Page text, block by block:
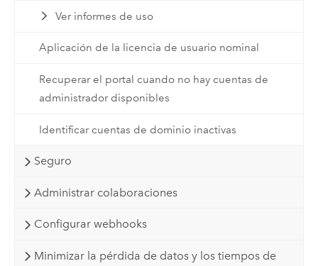
Ver informes de uso
Aplicación de la licencia de usuario nominal
Recuperar el portal cuando no hay cuentas de
administrador disponibles
Identificar cuentas de dominio inactivas
Seguro
Administrar colaboraciones
Configurar webhooks
Minimizar la pérdida de datos y los tiempos de